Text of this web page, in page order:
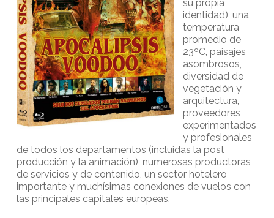
su propia
identidad), una
temperatura
promedio de
23ºC, paisajes
asombrosos,
diversidad de
vegetación y
arquitectura,
proveedores
experimentados
y profesionales
de todos los departamentos (incluidas la post
producción y la animación), numerosas productoras
de servicios y de contenido, un sector hotelero
importante y muchísimas conexiones de vuelos con
las principales capitales europeas.